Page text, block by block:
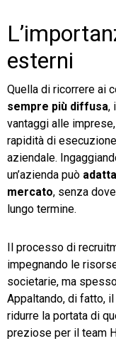
esterni
Quella di ricorrere ai
sempre più diffusa,
vantaggi alle
rapidità di
aziendale.
un’azienda può
mercato, senza
lungo termine.
Il processo di
impegnando le
societarie, ma
Appaltando, di fatto,
ridurre la portata di
preziose per il team